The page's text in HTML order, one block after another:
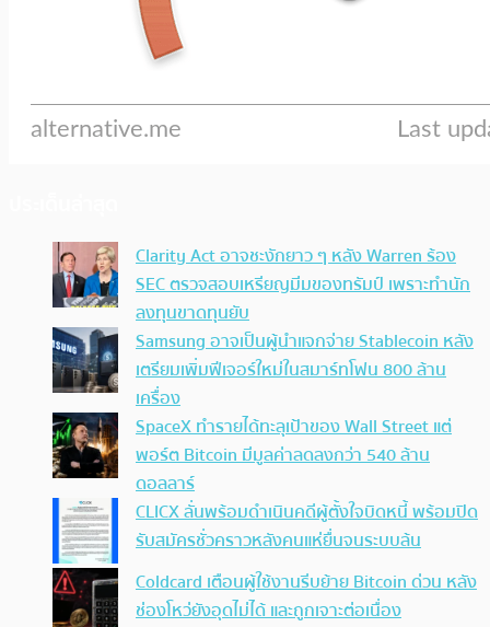
Clarity Act อาจชะงักยาว ๆ หลัง Warren ร้อง
SEC ตรวจสอบเหรียญมีมของทรัมป์ เพราะทำนัก
ลงทุนขาดทุนยับ
Samsung อาจเป็นผู้นำแจกจ่าย Stablecoin หลัง
เตรียมเพิ่มฟีเจอร์ใหม่ในสมาร์ทโฟน 800 ล้าน
เครื่อง
SpaceX ทำรายได้ทะลุเป้าของ Wall Street แต่
พอร์ต Bitcoin มีมูลค่าลดลงกว่า 540 ล้าน
ดอลลาร์
CLICX ลั่นพร้อมดำเนินคดีผู้ตั้งใจบิดหนี้ พร้อมปิด
รับสมัครชั่วคราวหลังคนแห่ยื่นจนระบบล้น
Coldcard เตือนผู้ใช้งานรีบย้าย Bitcoin ด่วน หลัง
ช่องโหว่ยังอุดไม่ได้ และถูกเจาะต่อเนื่อง